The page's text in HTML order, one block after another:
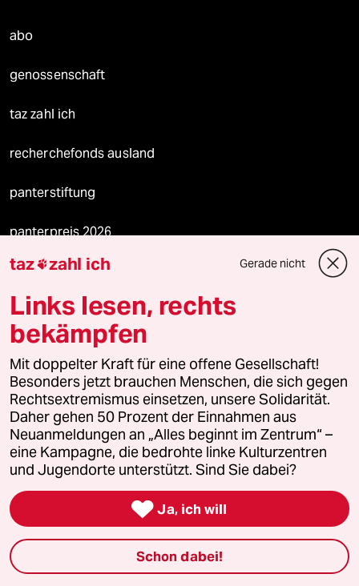
abo
genossenschaft
taz zahl ich
recherchefonds ausland
panterstiftung
panterpreis 2026
Podcast
fernverbindung
klima update°
Mauerecho
Freie Rede
reingehen
taz zahl ich Gerade nicht
Links lesen, rechts
bekämpfen
Mit doppelter Kraft für eine offene Gesellschaft!
Besonders jetzt brauchen Menschen, die sich gegen
Rechtsextremismus einsetzen, unsere Solidarität.
Daher gehen 50 Prozent der Einnahmen aus
Neuanmeldungen an „Alles beginnt im Zentrum“ –
eine Kampagne, die bedrohte linke Kulturzentren
und Jugendorte unterstützt. Sind Sie dabei?
 Ja, ich will
Schon dabei!